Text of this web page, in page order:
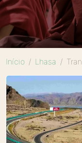
Início Lhasa